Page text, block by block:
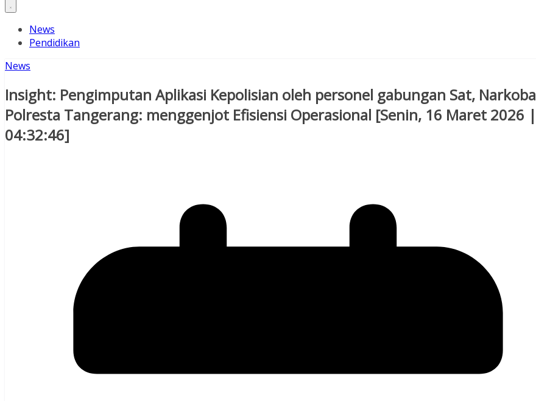
News
Pendidikan
News
Insight: Pengimputan Aplikasi Kepolisian oleh personel gabungan Sat, Narkoba
Polresta Tangerang: menggenjot Efisiensi Operasional [Senin, 16 Maret 2026 |
04:32:46]